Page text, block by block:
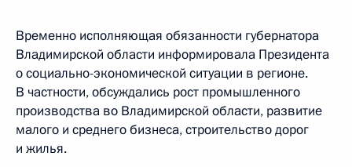
Временно исполняющая обязанности губернатора
Владимирской области информировала Президента
о социально-экономической ситуации в регионе.
В частности, обсуждались рост промышленного
производства во Владимирской области, развитие
малого и среднего бизнеса, строительство дорог
и жилья.